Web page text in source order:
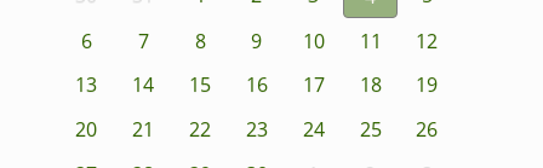
6
7 8 9 10 11
12
13
14 15 16 17 18
19
20
21 22 23 24 25
26